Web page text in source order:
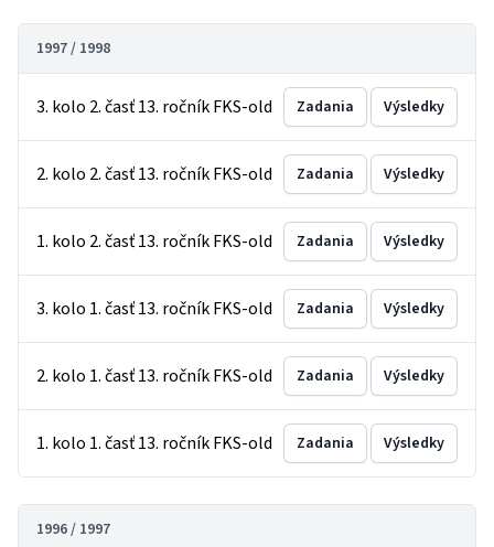
1997 / 1998
3. kolo 2. časť 13. ročník FKS-old Zadania Výsledky
2. kolo 2. časť 13. ročník FKS-old Zadania Výsledky
1. kolo 2. časť 13. ročník FKS-old Zadania Výsledky
3. kolo 1. časť 13. ročník FKS-old Zadania Výsledky
2. kolo 1. časť 13. ročník FKS-old Zadania Výsledky
1. kolo 1. časť 13. ročník FKS-old Zadania Výsledky
1996 / 1997